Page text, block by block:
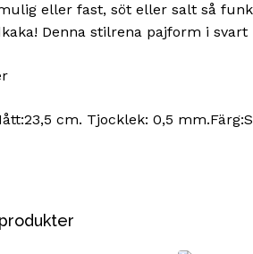
eller fast, söt eller salt så
Denna stilrena pajform i
cm. Tjocklek: 0,5